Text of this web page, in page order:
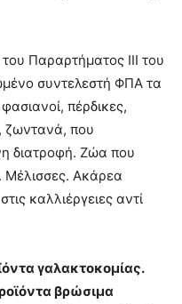
Παραρτήματος ΙΙΙ του
συντελεστή ΦΠΑ τα
πέρδικες,
ζωντανά, που
διατροφή. Ζώα που
Μέλισσες. Ακάρεα
καλλιέργειες αντί
γαλακτοκομίας.
βρώσιμα